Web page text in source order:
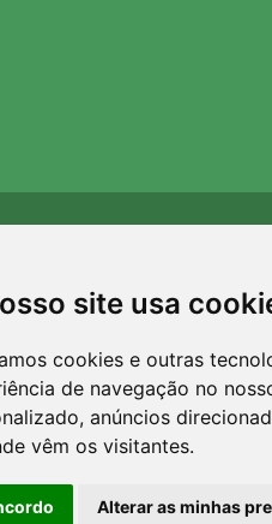
site usa
cookies e outras
de navegação no
anúncios
vêm os visitantes.
Alterar as minhas
em qualquer
Para
Sobre